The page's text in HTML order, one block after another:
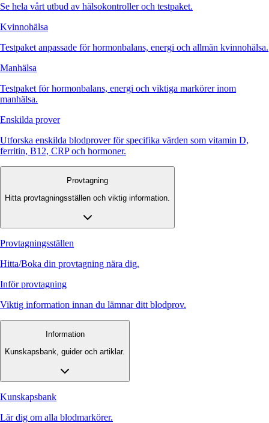
Se hela vårt utbud av hälsokontroller och testpaket.
Kvinnohälsa
Testpaket anpassade för hormonbalans, energi och allmän kvinnohälsa.
Manhälsa
Testpaket för hormonbalans, energi och viktiga markörer inom
manhälsa.
Enskilda prover
Utforska enskilda blodprover för specifika värden som vitamin D,
ferritin, B12, CRP och hormoner.
Provtagning
Hitta provtagningsställen och viktig information.
Provtagningsställen
Hitta/Boka din provtagning nära dig.
Inför provtagning
Viktig information innan du lämnar ditt blodprov.
Information
Kunskapsbank, guider och artiklar.
Kunskapsbank
Lär dig om alla blodmarkörer.